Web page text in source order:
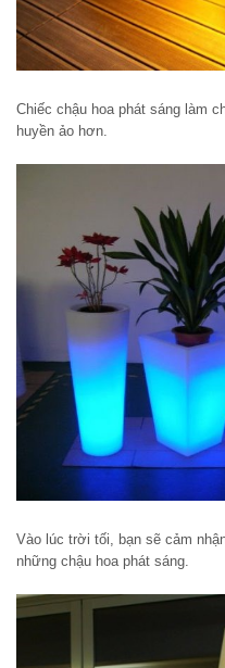
Chiếc chậu hoa phát sáng làm
huyền ảo hơn.
Vào lúc trời tối, bạn sẽ cảm
những chậu hoa phát sáng.